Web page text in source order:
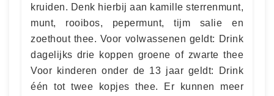
kruiden. Denk hierbij aan kamille sterrenmunt,
munt, rooibos, pepermunt, tijm salie en
zoethout thee. Voor volwassenen geldt: Drink
dagelijks drie koppen groene of zwarte thee
Voor kinderen onder de 13 jaar geldt: Drink
één tot twee kopjes thee. Er kunnen meer